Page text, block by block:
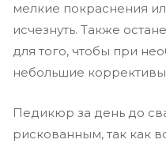
мелкие покраснения
исчезнуть. Также
для того, чтобы при
небольшие
Педикюр за день до
рискованным, так как